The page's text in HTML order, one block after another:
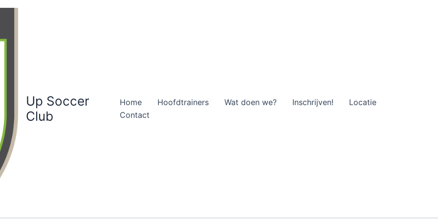
Up Soccer
Club
Home Hoofdtrainers Wat doen we? Inschrijven!
Locatie
Contact